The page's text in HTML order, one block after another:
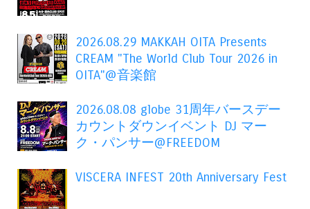
2026.08.29 MAKKAH OITA Presents
CREAM "The World Club Tour 2026 in
OITA"@音楽館
2026.08.08 globe 31周年バースデー
カウントダウンイベント DJ マー
ク・パンサー@FREEDOM
VISCERA INFEST 20th Anniversary Fest